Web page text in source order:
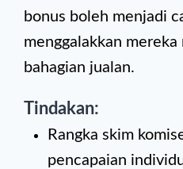
bonus boleh menjadi
menggalakkan
bahagian jualan.
Tindakan:
Rangka skim
pencapaian